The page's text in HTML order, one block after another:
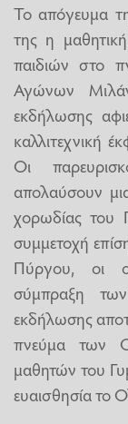
Το απόγευμα
της η
παιδιών στο
Αγώνων
εκδήλωσης
καλλιτεχνική
Οι
απολαύσουν
χορωδίας του
συμμετοχή
Πύργου, οι
σύμπραξη
εκδήλωσης
πνεύμα των
μαθητών του
ευαισθησία το